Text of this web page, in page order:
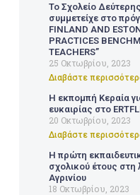
Το Σχολείο
συμμετείχε στο
FINLAND AND
PRACTICES
TEACHERS”
25 Οκτωβρίου, 2023
Διαβάστε
Η εκπομπή Κεραία
ευκαιρίας στο
20 Οκτωβρίου, 2023
Διαβάστε
Η πρώτη
σχολικού έτους στη
Αγρινίου
18 Οκτωβρίου, 2023